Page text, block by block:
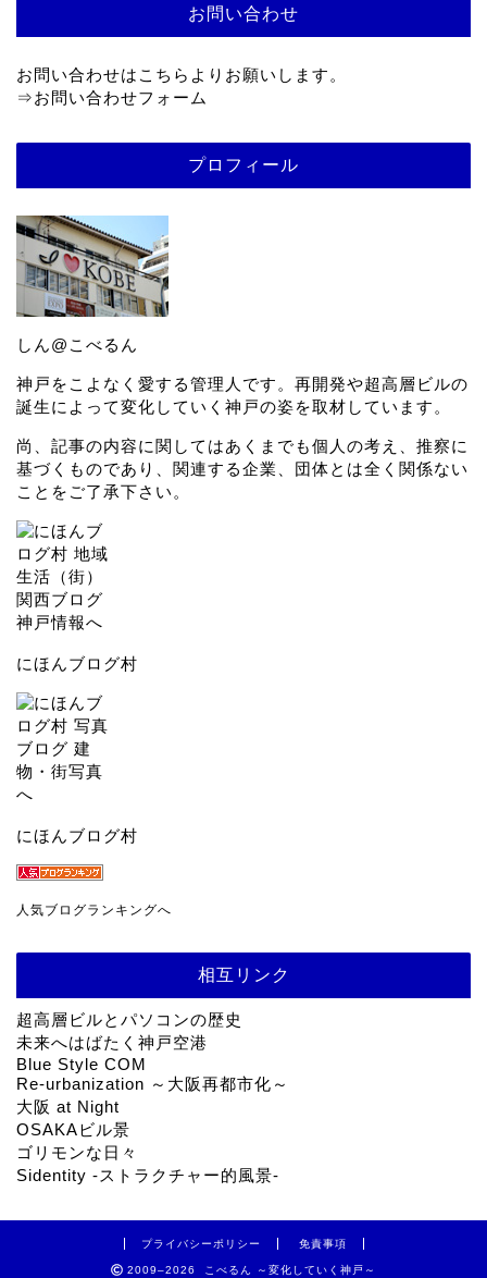
お問い合わせ
お問い合わせはこちらよりお願いします。
⇒お問い合わせフォーム
プロフィール
しん@こべるん
神戸をこよなく愛する管理人です。再開発や超高層ビルの
誕生によって変化していく神戸の姿を取材しています。
尚、記事の内容に関してはあくまでも個人の考え、推察に
基づくものであり、関連する企業、団体とは全く関係ない
ことをご了承下さい。
にほんブログ村
にほんブログ村
人気ブログランキングへ
相互リンク
超高層ビルとパソコンの歴史
未来へはばたく神戸空港
Blue Style COM
Re-urbanization ～大阪再都市化～
大阪 at Night
OSAKAビル景
ゴリモンな日々
Sidentity -ストラクチャー的風景-
プライバシーポリシー 免責事項
2009–2026 こべるん ～変化していく神戸～